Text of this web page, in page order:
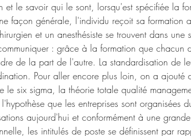
et le savoir qui le sont, lorsqu'est spécifiée la
façon générale, l'individu reçoit sa formation
et un anesthésiste se trouvent dans
: grâce à la formation que chacun
de la part de l'autre. La standardisation de
Pour aller encore plus loin, on a ajouté
le six sigma, la théorie totale qualité
que les entreprises sont organisées
aujourd'hui et conformément à une
les intitulés de poste se définissent par